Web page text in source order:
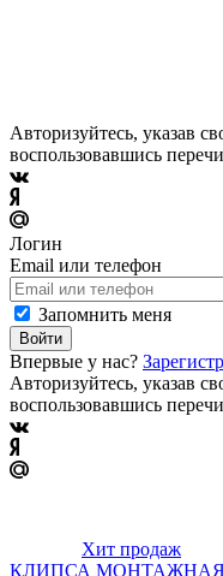
Авторизуйтесь, указав
воспользовавшись
Логин
Email или телефон
Запомнить меня
Войти
Впервые у нас?
Авторизуйтесь, указав
воспользовавшись
Хит продаж
КЛИПСА